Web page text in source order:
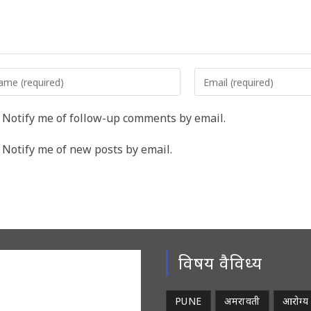
your
address
Notify me of follow-up comments by email.
Notify me of new posts by email.
विषय वैविध्य
PUNE अमरावती आरोग्य